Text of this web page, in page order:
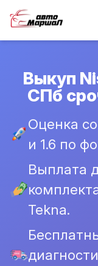
Выкуп
СПб
Оценка
и 1.6 по
Выплата
Tekna.